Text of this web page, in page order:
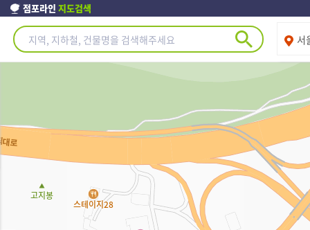
점포라인 지도검색
서
제주도